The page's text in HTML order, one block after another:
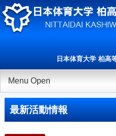
日本体育大学 柏高
Menu Open
チーム紹介
最新活動情報